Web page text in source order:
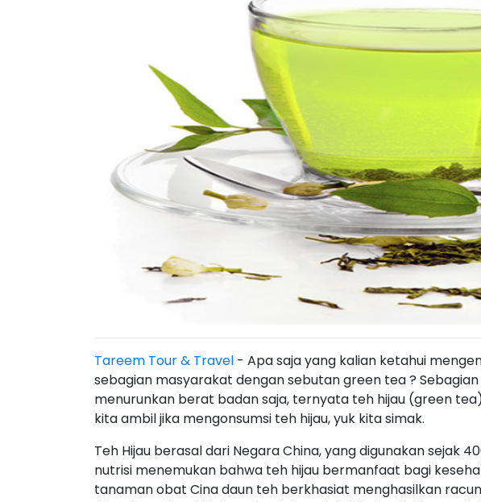
Tareem Tour & Travel - Apa saja yang kalian ketahui
sebagian masyarakat dengan sebutan green tea ?
menurunkan berat badan saja, ternyata teh hijau (green
kita ambil jika mengonsumsi teh hijau, yuk kita simak.
Teh Hijau berasal dari Negara China, yang digunakan sejak
nutrisi menemukan bahwa teh hijau bermanfaat bagi
tanaman obat Cina daun teh berkhasiat menghasilkan